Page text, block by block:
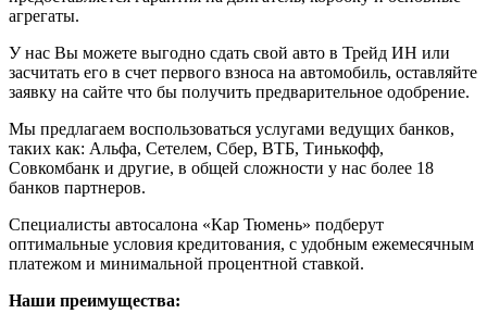
агрегаты.
У нас Вы можете выгодно сдать свой авто в Трейд ИН или
засчитать его в счет первого взноса на автомобиль, оставляйте
заявку на сайте что бы получить предварительное одобрение.
Мы предлагаем воспользоваться услугами ведущих банков,
таких как: Альфа, Сетелем, Сбер, ВТБ, Тинькофф,
Совкомбанк и другие, в общей сложности у нас более 18
банков партнеров.
Специалисты автосалона «Кар Тюмень» подберут
оптимальные условия кредитования, с удобным ежемесячным
платежом и минимальной процентной ставкой.
Наши преимущества: